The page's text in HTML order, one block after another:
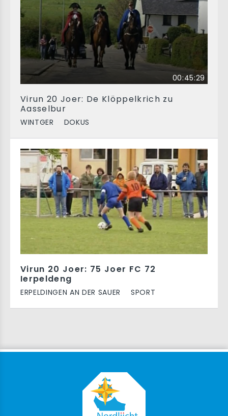
00:45:29
Virun 20 Joer: De Klöppelkrich zu
Aasselbur
WINTGER DOKUS
Virun 20 Joer: 75 Joer FC 72
Ierpeldeng
ERPELDINGEN AN DER SAUER SPORT